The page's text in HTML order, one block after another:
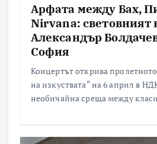
Арфата между Бах,
Nirvana: световният
Александър
София
Концертът открива
на изкуствата“ на 6 април в
необичайна среща между